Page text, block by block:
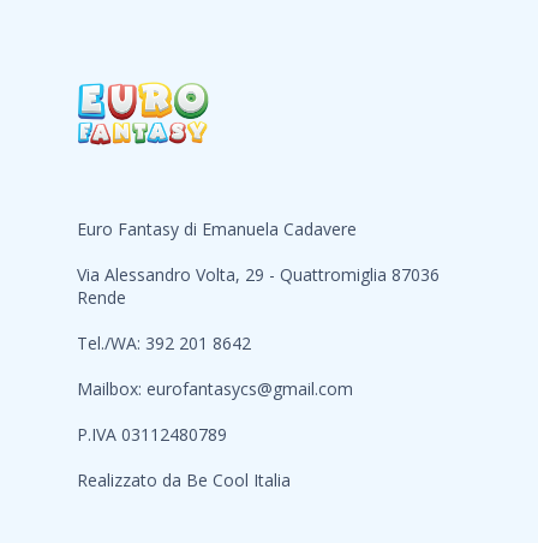
Euro Fantasy di Emanuela Cadavere
Via Alessandro Volta, 29 - Quattromiglia 87036
Rende
Tel./WA: 392 201 8642
Mailbox: eurofantasycs@gmail.com
P.IVA 03112480789
Realizzato da Be Cool Italia